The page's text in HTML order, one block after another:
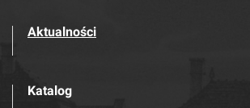
Aktualności
Katalog